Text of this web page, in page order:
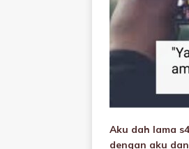
Aku dah lama
dengan aku